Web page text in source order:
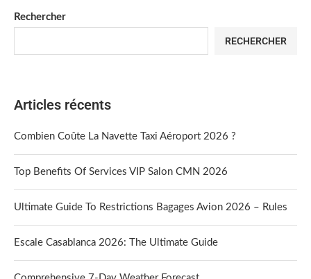
Rechercher
RECHERCHER
Articles récents
Combien Coûte La Navette Taxi Aéroport 2026 ?
Top Benefits Of Services VIP Salon CMN 2026
Ultimate Guide To Restrictions Bagages Avion 2026 – Rules
Escale Casablanca 2026: The Ultimate Guide